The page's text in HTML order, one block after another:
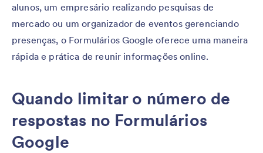
alunos, um empresário realizando pesquisas de
mercado ou um organizador de eventos gerenciando
presenças, o Formulários Google oferece uma maneira
rápida e prática de reunir informações online.
Quando limitar o número de
respostas no Formulários
Google